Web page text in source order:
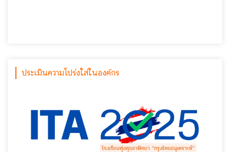
ประเมินความโปร่งใส่ในองค์กร